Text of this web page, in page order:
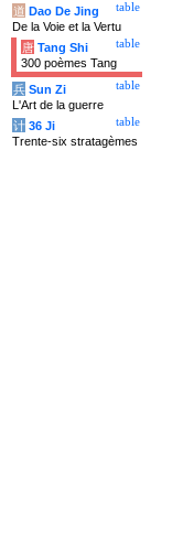
table
道 Dao De Jing
De la Voie et la Vertu
table
唐 Tang Shi
300 poèmes Tang
table
兵 Sun Zi
L'Art de la guerre
table
计 36 Ji
Trente-six stratagèmes